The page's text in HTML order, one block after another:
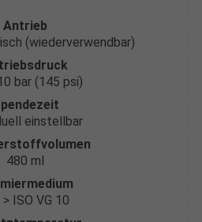
Antrieb
(wiederverwendbar)
bar (145 psi)
einstellbar
480 ml
> ISO VG 10